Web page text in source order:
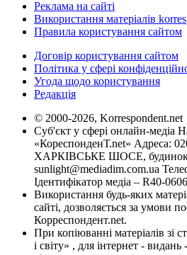
Реклама на сайті
Використання матеріалів
Правила користування сайтом
Договір користування сайтом
Політика у сфері
Угода щодо користування
Редакція
© 2000-2026, Korrespondent.net
Суб'єкт у сфері онлайн-медіа
«КореспонденТ.net» Адреса:
ХАРКІВСЬКЕ ШОСЕ, будинок
sunlight@mediadim.com.ua
Ідентифікатор медіа – R40-
Використання будь-яких
сайті, дозволяється за умови
Корреспондент.net.
При копіюванні матеріалів зі
і світу» , для інтернет -